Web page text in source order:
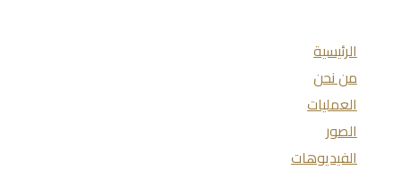
الرئيسية
من نحن
العمليات
الصور
الفيديوهات